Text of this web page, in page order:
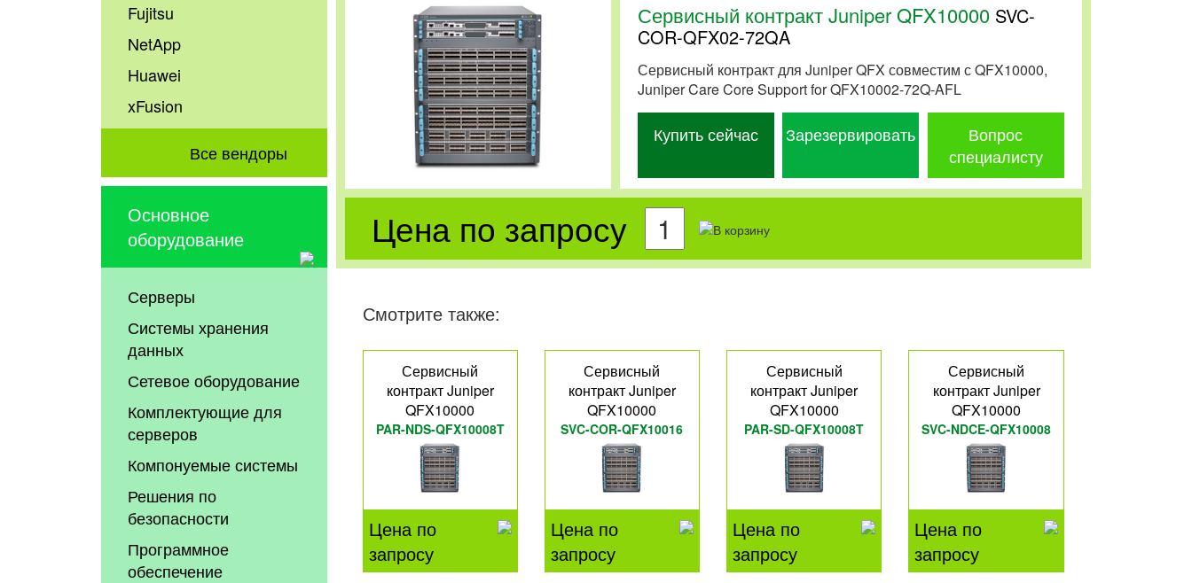
Fujitsu
NetApp
Huawei
xFusion
Все вендоры
Основное
оборудование
Серверы
Системы хранения
данных
Сетевое оборудование
Комплектующие для
серверов
Компонуемые системы
Решения по
безопасности
Программное
обеспечение
Сервисный контракт Juniper QFX10000 SVC-
COR-QFX02-72QA
Сервисный контракт для Juniper QFX совместим с QFX10000,
Juniper Care Core Support for QFX10002-72Q-AFL
Купить сейчас Зарезервировать
Вопрос
специалисту
Цена по запросу
Смотрите также:
Сервисный
контракт Juniper
QFX10000
PAR-NDS-QFX10008T
Цена по
запросу
Сервисный
контракт Juniper
QFX10000
SVC-COR-QFX10016
Цена по
запросу
Сервисный
контракт Juniper
QFX10000
PAR-SD-QFX10008T
Цена по
запросу
Сервисный
контракт Juniper
QFX10000
SVC-NDCE-QFX10008
Цена по
запросу